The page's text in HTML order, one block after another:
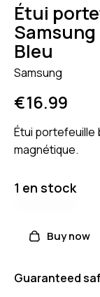
Étui
Samsung
Bleu
Samsung
€16.99
Étui portefeuille
magnétique.
1 en stock
Buy now
Guaranteed